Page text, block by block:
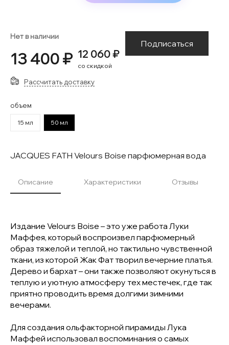
Нет в наличии
13 400 ₽ 12 060 ₽
со скидкой
Подписаться
Рассчитать доставку
объем
15 мл 50 мл
JACQUES FATH Velours Boise парфюмерная вода
Описание Характеристики Отзывы
Издание Velours Boise – это уже работа Луки
Маффея, который воспроизвел парфюмерный
образ тяжелой и теплой, но тактильно чувственной
ткани, из которой Жак Фат творил вечерние платья.
Дерево и бархат – они также позволяют окунуться в
теплую и уютную атмосферу тех местечек, где так
приятно проводить время долгими зимними
вечерами.
Для создания ольфакторной пирамиды Лука
Маффей использовал воспоминания о самых